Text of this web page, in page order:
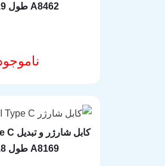
A8462 طول 0.9 متر
A8169 طول 1.8 متر